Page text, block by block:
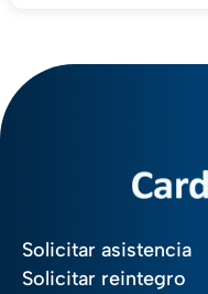
Solicitar asistencia
Solicitar reintegro